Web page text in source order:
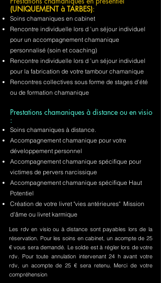
(UNIQUEMENT à TARBES):
Soins chamaniques en cabinet
Rencontre individuelle lors d 'un séjour individuel
pour un accompagnement chamanique
personnalisé (soin et coaching)
Rencontre individuelle lors d 'un séjour individuel
pour la fabrication de votre tambour chamanique
Rencontres collectives sous forme de stages d'été
ou de formation chamanique
Prestations chamaniques à distance ou en visio
:
Soins chamaniques à distance.
Accompagnement chamanique pour votre
développement personnel
Accompagnement chamanique spécifique pour
victimes de pervers narcissique
Accompagnement chamanique spécifique Haut
Potentiel
Création de votre livret "vies antérieures" Mission
d'âme ou livret karmique
Les rdv en visio ou à distance sont payables lors de la
réservation. Pour les soins en cabinet, un acompte de 25
€ vous sera demandé. Le solde est à régler lors de votre
rdv. Pour toute annulation intervenant 24 h avant votre
rdv, un acompte de 25 € sera retenu. Merci de votre
compréhension